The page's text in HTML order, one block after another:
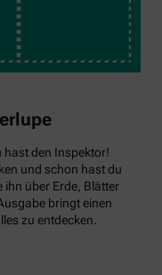
hast den Inspektor!
und schon hast du
ihn über Erde, Blätter
bringt einen
zu entdecken.